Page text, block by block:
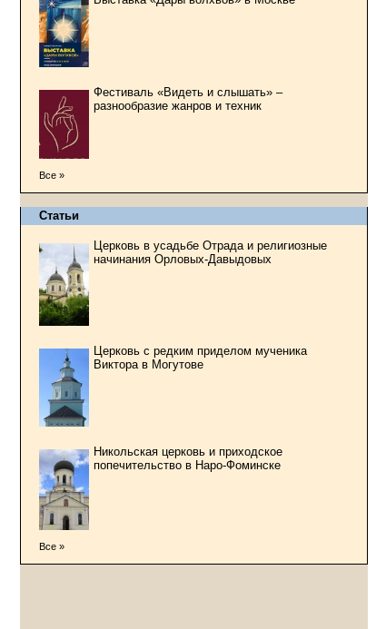
Фестиваль «Видеть и слышать» –
разнообразие жанров и техник
Все »
Статьи
Церковь в усадьбе Отрада и религиозные
начинания Орловых-Давыдовых
Церковь с редким приделом мученика
Виктора в Могутове
Никольская церковь и приходское
попечительство в Наро-Фоминске
Все »